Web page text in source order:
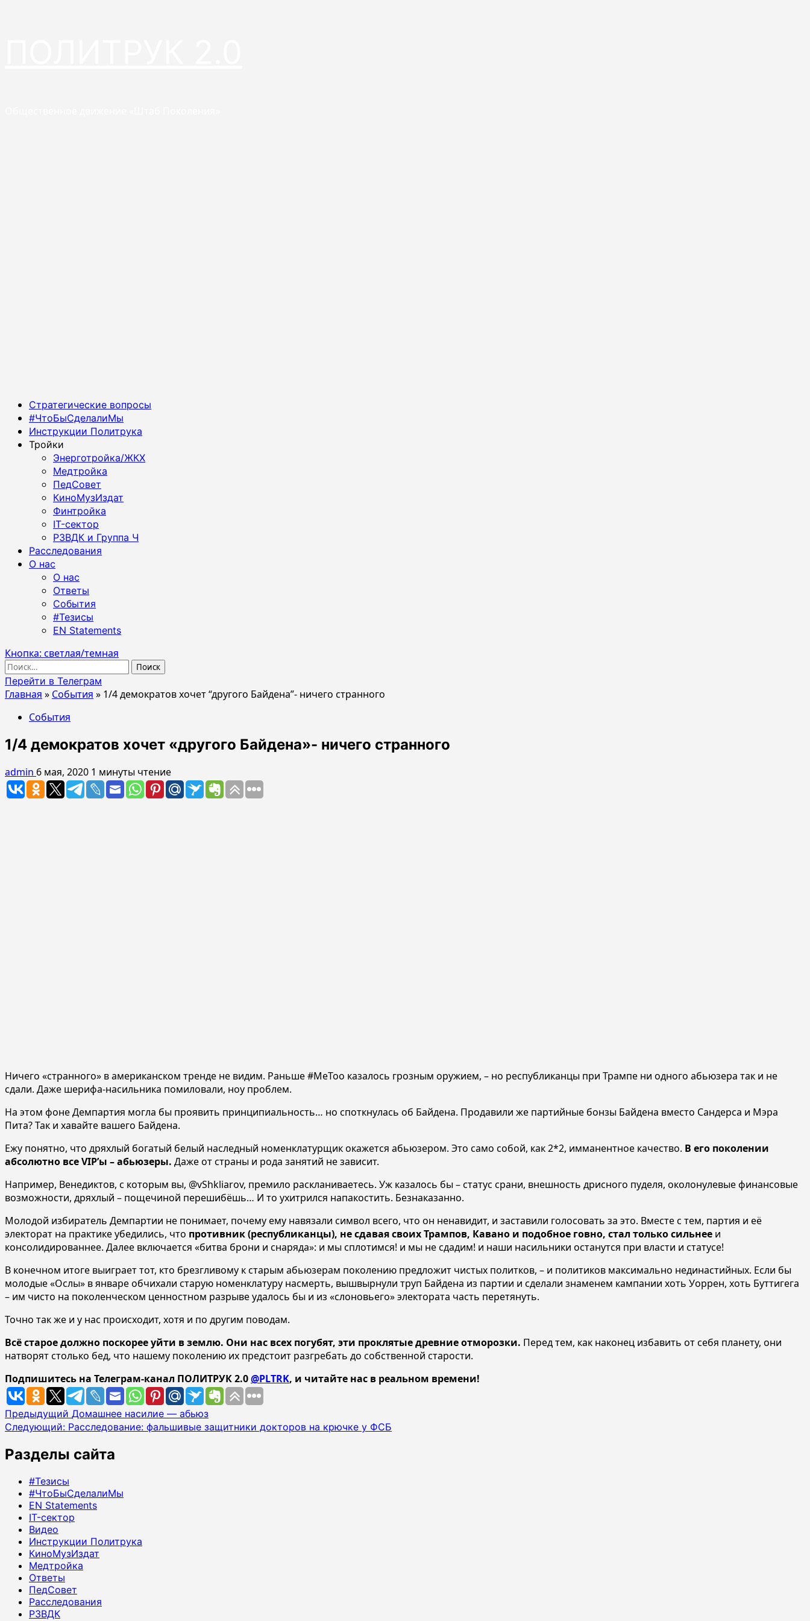
Основное
меню
Стратегические вопросы
#ЧтоБыСделалиМы
Инструкции Политрука
Тройки
Энерготройка/ЖКХ
Медтройка
ПедСовет
КиноМузИздат
Финтройка
IT-сектор
РЗВДК и Группа Ч
Расследования
О нас
О нас
Ответы
События
#Тезисы
EN Statements
Кнопка: светлая/темная
Найти:
Перейти в Телеграм
Главная » События » 1/4 демократов хочет “другого Байдена”- ничего странного
События
1/4 демократов хочет «другого Байдена»- ничего странного
admin 6 мая, 2020 1 минуты чтение
Ничего «странного» в американском тренде не видим. Раньше #MeToo казалось грозным оружием, – но республиканцы при Трампе ни одного абьюзера так и не
сдали. Даже шерифа-насильника помиловали, ноу проблем.
На этом фоне Демпартия могла бы проявить принципиальность… но споткнулась об Байдена. Продавили же партийные бонзы Байдена вместо Сандерса и Мэра
Пита? Так и хавайте вашего Байдена.
Ежу понятно, что дряхлый богатый белый наследный номенклатурщик окажется абьюзером. Это само собой, как 2*2, имманентное качество. В его поколении
абсолютно все VIP’ы – абьюзеры. Даже от страны и рода занятий не зависит.
Например, Венедиктов, с которым вы, @vShkliarov, премило раскланиваетесь. Уж казалось бы – статус срани, внешность дрисного пуделя, околонулевые финансовые
возможности, дряхлый – пощечиной перешибёшь… И то ухитрился напакостить. Безнаказанно.
Молодой избиратель Демпартии не понимает, почему ему навязали символ всего, что он ненавидит, и заставили голосовать за это. Вместе с тем, партия и её
электорат на практике убедились, что противник (республиканцы), не сдавая своих Трампов, Кавано и подобное говно, стал только сильнее и
консолидированнее. Далее включается «битва брони и снаряда»: и мы сплотимся! и мы не сдадим! и наши насильники останутся при власти и статусе!
В конечном итоге выиграет тот, кто брезгливому к старым абьюзерам поколению предложит чистых политков, – и политиков максимально нединастийных. Если бы
молодые «Ослы» в январе обчихали старую номенклатуру насмерть, вышвырнули труп Байдена из партии и сделали знаменем кампании хоть Уоррен, хоть Буттигега
– им чисто на поколенческом ценностном разрыве удалось бы и из «слоновьего» электората часть перетянуть.
Точно так же и у нас происходит, хотя и по другим поводам.
Всё старое должно поскорее уйти в землю. Они нас всех погубят, эти проклятые древние отморозки. Перед тем, как наконец избавить от себя планету, они
натворят столько бед, что нашему поколению их предстоит разгребать до собственной старости.
Подпишитесь на Телеграм-канал ПОЛИТРУК 2.0@PLTRK, и читайте нас в реальном времени!
Навигация
записи
Предыдущий Домашнее насилие — абьюз
Следующий: Расследование: фальшивые защитники докторов на крючке у ФСБ
Разделы сайта
#Тезисы
#ЧтоБыСделалиМы
EN Statements
IT-сектор
Видео
Инструкции Политрука
КиноМузИздат
Медтройка
Ответы
ПедСовет
Расследования
РЗВДК